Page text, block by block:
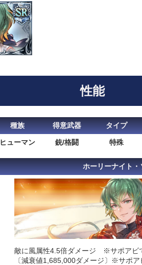
性能
種族 得意武器 タイプ
ヒューマン 銃/格闘 特殊
ホーリーナイト・
敵に風属性4.5倍ダメージ ※サポアビ
〔減衰値1,685,000ダメージ〕※サポ